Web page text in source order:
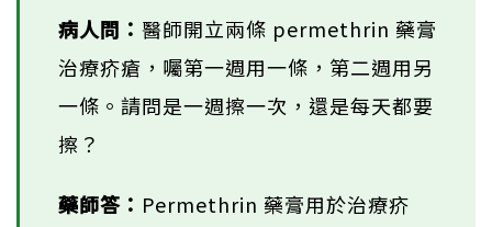
病人問： 醫師開立兩條 permethrin 藥膏
治療疥瘡，囑第一週用一條，第二週用另
一條。請問是一週擦一次，還是每天都要
擦？
藥師答： Permethrin 藥膏用於治療疥